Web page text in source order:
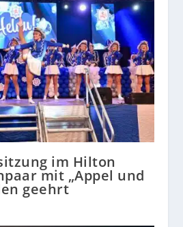
im Hilton
mit „Appel und
geehrt